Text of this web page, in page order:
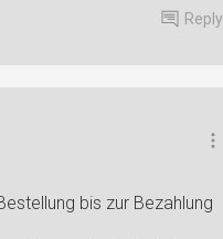
Reply
bis zur Bezahlung